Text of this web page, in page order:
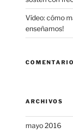
Vídeo: cómo
enseñamos!
ARCHIVOS
mayo 2016